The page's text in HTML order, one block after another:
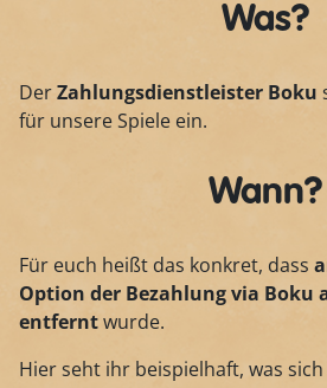
Was?
DerZahlungsdienstleister Boku
für unsere Spiele ein.
Wann?
Für euch heißt das konkret, dass
Option der Bezahlung via Boku
entferntwurde.
Hier seht ihr beispielhaft, was